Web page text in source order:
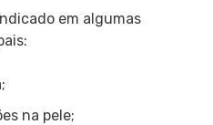
em algumas
na pele;